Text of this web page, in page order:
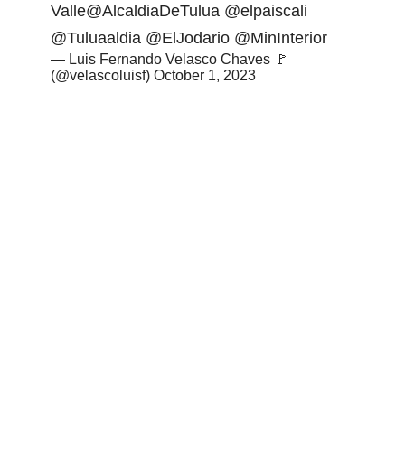
Valle@AlcaldiaDeTulua @elpaiscali
@Tuluaaldia @ElJodario @MinInterior
— Luis Fernando Velasco Chaves 🚩
(@velascoluisf) October 1, 2023